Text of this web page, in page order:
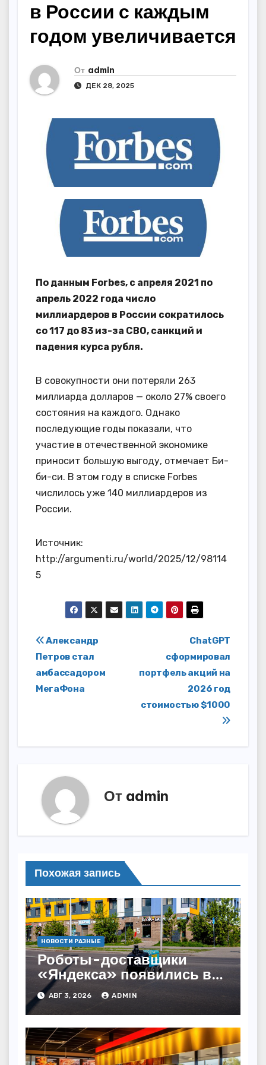
в России с каждым
годом увеличивается
От admin
ДЕК 28, 2025
По данным Forbes, с апреля 2021 по
апрель 2022 года число
миллиардеров в России сократилось
со 117 до 83 из-за СВО, санкций и
падения курса рубля.
В совокупности они потеряли 263
миллиарда долларов — около 27% своего
состояния на каждого. Однако
последующие годы показали, что
участие в отечественной экономике
приносит большую выгоду, отмечает Би-
би-си. В этом году в списке Forbes
числилось уже 140 миллиардеров из
России.
Источник:
http://argumenti.ru/world/2025/12/98114
5
Навигация
по
записям
ChatGPT
сформировал
портфель акций на
2026 год
стоимостью $1000
Александр
Петров стал
амбассадором
МегаФона
От admin
Похожая запись
НОВОСТИ РАЗНЫЕ
Роботы-доставщики
«Яндекса» появились в
Казахстане
АВГ 3, 2026 ADMIN